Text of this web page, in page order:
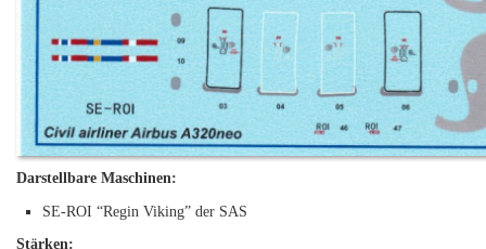
Darstellbare Maschinen:
SE-ROI “Regin Viking” der SAS
Stärken: